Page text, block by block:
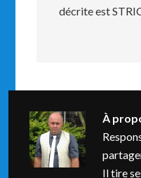
décrite est
À
Il tire